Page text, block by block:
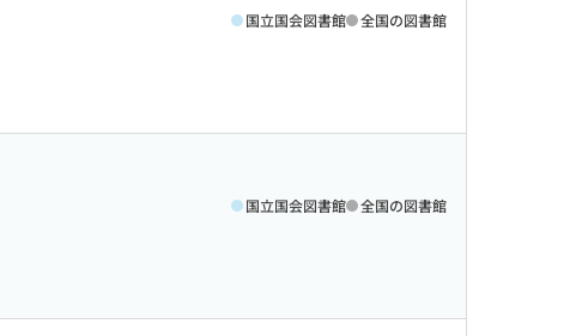
国立国会図書館 全国の図書館
国立国会図書館 全国の図書館